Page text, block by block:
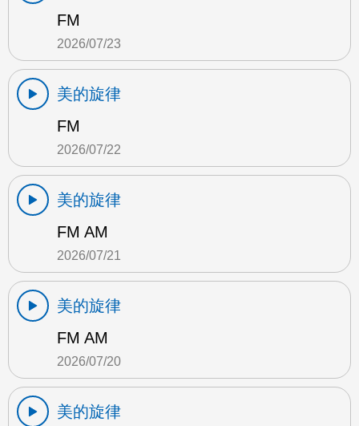
FM
2026/07/23
美的旋律
FM
2026/07/22
美的旋律
FM AM
2026/07/21
美的旋律
FM AM
2026/07/20
美的旋律